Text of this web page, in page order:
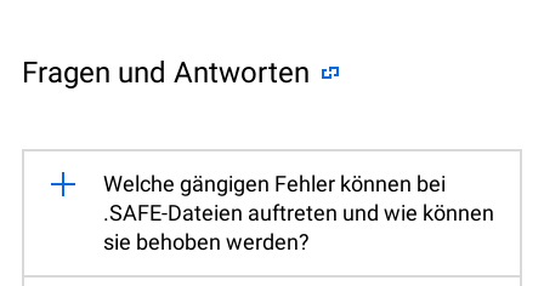
Fragen und Antworten
Welche gängigen Fehler können bei
.SAFE-Dateien auftreten und wie können
sie behoben werden?